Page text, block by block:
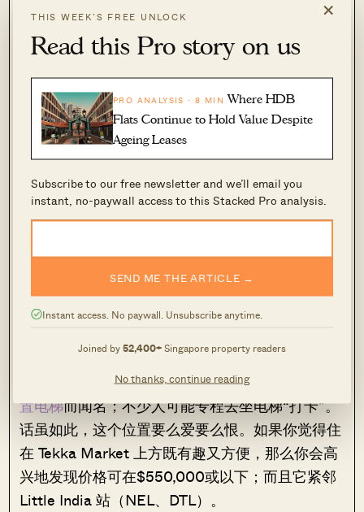
×
THIS WEEK’S FREE UNLOCK
Read this Pro story on us
PRO ANALYSIS · 8 MIN Where HDB
Flats Continue to Hold Value Despite
Ageing Leases
Subscribe to our free newsletter and we’ll email you
instant, no-paywall access to this Stacked Pro analysis.
SEND ME THE ARTICLE →
Instant access. No paywall. Unsubscribe anytime.
Joined by52,400+Singapore property readers
No thanks, continue reading
最安静的地段，也谈不上最佳景观，附近如
Manhattan House 等项目坦白说看起来有些杂乱
（至少在一楼）；但这正是以较可负担价格居住在
Chinatown 一带所需的取舍。
Tekka Market（Buffalo Road 上的组屋）以其
置电梯而闻名；不少人可能专程去坐电梯“打卡”。
话虽如此，这个位置要么爱要么恨。如果你觉得住
在 Tekka Market 上方既有趣又方便，那么你会高
兴地发现价格可在$550,000或以下；而且它紧邻
Little India 站（NEL、DTL）。